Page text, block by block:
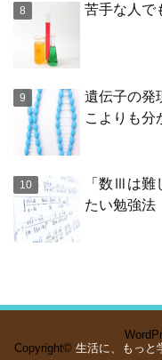
苦手な人で
遺伝子の発
こよりも分
「数Ⅲは難
たい勉強法
Copyright© 生活に、もっと